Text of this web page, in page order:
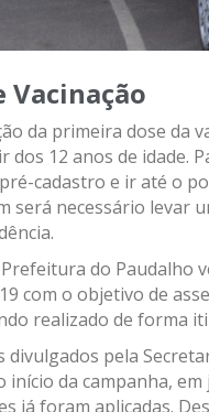
Vacinação
da primeira dose da
dos 12 anos de idade.
cadastro e ir até o
será necessário levar
do Paudalho
com o objetivo de
realizado de forma
divulgados pela
início da campanha,
já foram aplicadas.